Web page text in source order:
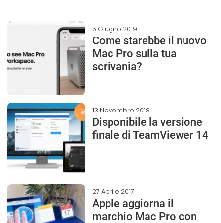
5 Giugno 2019
Come starebbe il nuovo
Mac Pro sulla tua
scrivania?
13 Novembre 2018
Disponibile la versione
finale di TeamViewer 14
27 Aprile 2017
Apple aggiorna il
marchio Mac Pro con